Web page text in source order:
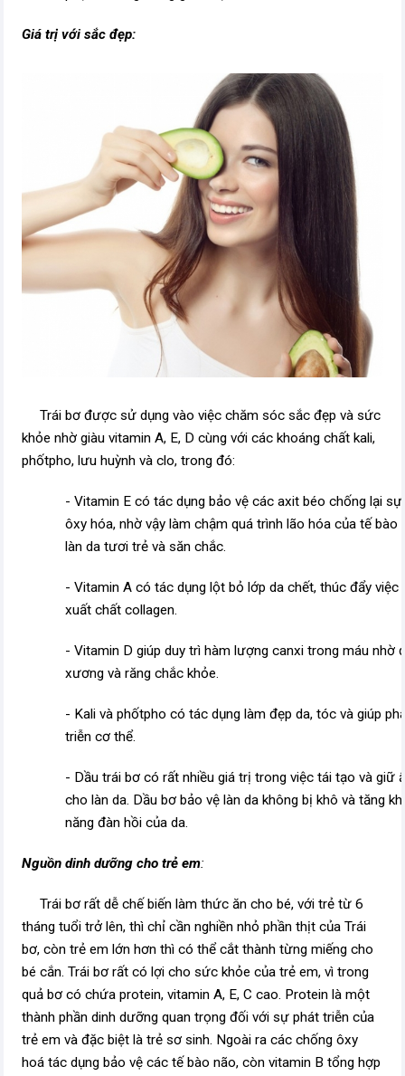
Giá trị với sắc đẹp:
Trái bơ được sử dụng vào việc chăm sóc sắc đẹp và sức
khỏe nhờ giàu vitamin A, E, D cùng với các khoáng chất kali,
phốtpho, lưu huỳnh và clo, trong đó: ­
- Vitamin E có tác dụng bảo vệ các axit béo chống lại sự
ôxy hóa, nhờ vậy làm chậm quá trình lão hóa của tế bào
làn da tươi trẻ và săn chắc. ­
- Vitamin A có tác dụng lột bỏ lớp da chết, thúc đẩy việc
xuất chất collagen. ­
- Vitamin D giúp duy trì hàm lượng canxi trong máu nhờ
xương và răng chắc khỏe. ­
- Kali và phốtpho có tác dụng làm đẹp da, tóc và giúp
triễn cơ thể. ­
- Dầu trái bơ có rất nhiều giá trị trong việc tái tạo và giữ
cho làn da. Dầu bơ bảo vệ làn da không bị khô và tăng
năng đàn hồi của da.
Nguồn dinh dưỡng cho trẻ em:
Trái bơ rất dễ chế biến làm thức ăn cho bé, với trẻ từ 6
tháng tuổi trở lên, thì chỉ cần nghiền nhỏ phần thịt của Trái
bơ, còn trẻ em lớn hơn thì có thể cắt thành từng miếng cho
bé cắn. Trái bơ rất có lợi cho sức khỏe của trẻ em, vì trong
quả bơ có chứa protein, vitamin A, E, C cao. Protein là một
thành phần dinh dưỡng quan trọng đối với sự phát triễn của
trẻ em và đặc biệt là trẻ sơ sinh. Ngoài ra các chống ôxy
hoá tác dụng bảo vệ các tế bào não, còn vitamin B tổng hợp